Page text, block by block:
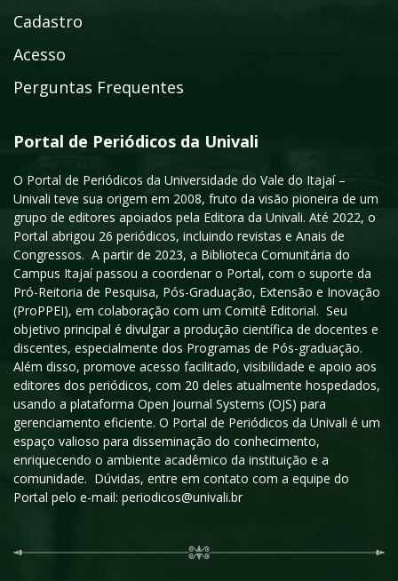
Cadastro
Acesso
Perguntas Frequentes
Portal de Periódicos da Univali
O Portal de Periódicos da Universidade do Vale do Itajaí –
Univali teve sua origem em 2008, fruto da visão pioneira de um
grupo de editores apoiados pela Editora da Univali. Até 2022, o
Portal abrigou 26 periódicos, incluindo revistas e Anais de
Congressos. A partir de 2023, a Biblioteca Comunitária do
Campus Itajaí passou a coordenar o Portal, com o suporte da
Pró-Reitoria de Pesquisa, Pós-Graduação, Extensão e Inovação
(ProPPEI), em colaboração com um Comitê Editorial. Seu
objetivo principal é divulgar a produção científica de docentes e
discentes, especialmente dos Programas de Pós-graduação.
Além disso, promove acesso facilitado, visibilidade e apoio aos
editores dos periódicos, com 20 deles atualmente hospedados,
usando a plataforma Open Journal Systems (OJS) para
gerenciamento eficiente. O Portal de Periódicos da Univali é um
espaço valioso para disseminação do conhecimento,
enriquecendo o ambiente acadêmico da instituição e a
comunidade. Dúvidas, entre em contato com a equipe do
Portal pelo e-mail: periodicos@univali.br